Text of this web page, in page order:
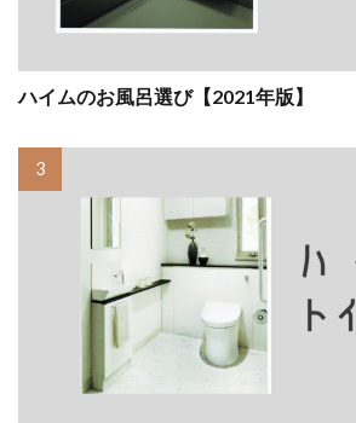
ハイムのお風呂選び【2021年版】